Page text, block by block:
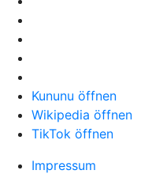
Kununu öffnen
Wikipedia öffnen
TikTok öffnen
Impressum